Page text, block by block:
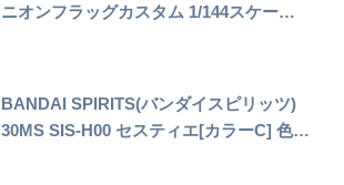
ニオンフラッグカスタム 1/144スケー…
BANDAI SPIRITS(バンダイスピリッツ)
30MS SIS-H00 セスティエ[カラーC] 色…